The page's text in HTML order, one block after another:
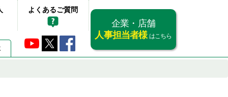
よくあるご質問
企業・店舗
人事担当者様 はこちら